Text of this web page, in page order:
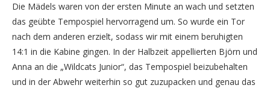
Die Mädels waren von der ersten Minute an wach und setzten
das geübte Tempospiel hervorragend um. So wurde ein Tor
nach dem anderen erzielt, sodass wir mit einem beruhigten
14:1 in die Kabine gingen. In der Halbzeit appellierten Björn und
Anna an die „Wildcats Junior“, das Tempospiel beizubehalten
und in der Abwehr weiterhin so gut zuzupacken und genau das